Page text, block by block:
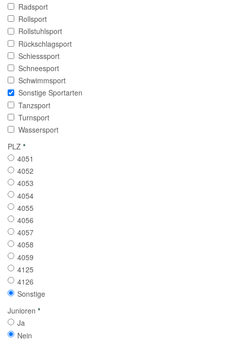
Radsport
Rollsport
Rollstuhlsport
Rückschlagsport
Schiesssport
Schneesport
Schwimmsport
Sonstige Sportarten
Tanzsport
Turnsport
Wassersport
PLZ *
4051
4052
4053
4054
4055
4056
4057
4058
4059
4125
4126
Sonstige
Junioren *
Ja
Nein